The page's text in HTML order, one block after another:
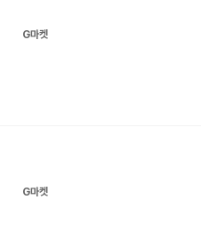
G마켓
G마켓